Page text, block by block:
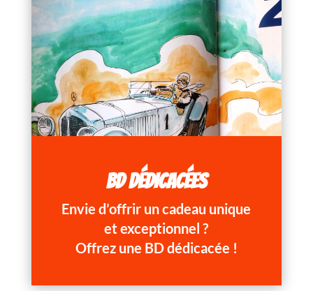
BD DÉDICACÉES
Envie d’offrir un cadeau unique
et exceptionnel ?
Offrez une BD dédicacée !